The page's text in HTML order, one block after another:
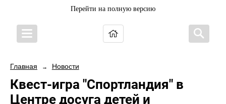
Перейти на полную версию
Главная → Новости
Квест-игра "Спортландия" в
Центре досуга детей и